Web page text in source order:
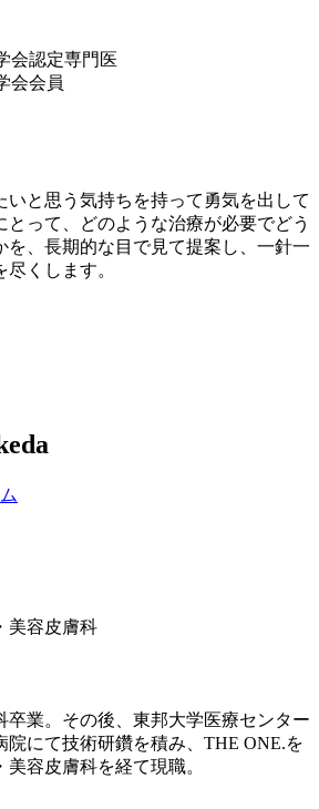
会認定専門医
会会員
いと思う気持ちを持って勇気を出して
とって、どのような治療が必要でどう
を、長期的な目で見て提案し、一針一
くします。
美容皮膚科
卒業。その後、東邦大学医療センター
院にて技術研鑽を積み、THE ONE.を
容皮膚科を経て現職。